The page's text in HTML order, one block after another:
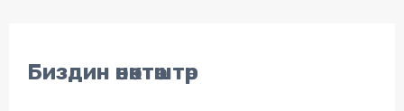
Биздин өнөктөштөр